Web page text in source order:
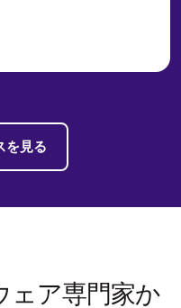
を見る
ェア専門家か